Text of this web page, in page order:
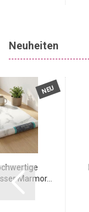
Neuheiten
NEU
Marmor...